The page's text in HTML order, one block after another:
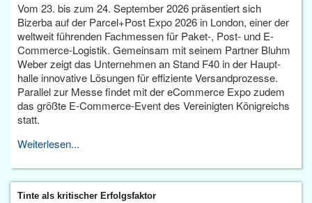
Vom 23. bis zum 24. September 2026 präsentiert sich
Bizerba auf der Parcel+Post Expo 2026 in London, einer der
weltweit führenden Fachmessen für Paket-, Post- und E-
Commerce-Logistik. Gemeinsam mit seinem Partner Bluhm
Weber zeigt das Unternehmen an Stand F40 in der Haupt­
halle innovative Lösungen für effiziente Versandprozesse.
Parallel zur Messe findet mit der eCommerce Expo zudem
das größte E-Commerce-Event des Vereinigten Königreichs
statt.
Weiterlesen...
Tinte als kritischer Erfolgsfaktor